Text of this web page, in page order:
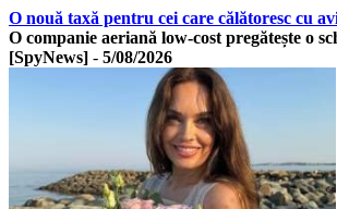
O nouă taxă pentru cei care călătoresc cu
O companie aeriană low-cost pregătește o
[SpyNews] - 5/08/2026